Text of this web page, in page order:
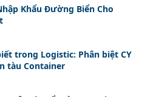
Khẩu Đường Biển Cho
trong Logistic: Phân biệt CY
tàu Container